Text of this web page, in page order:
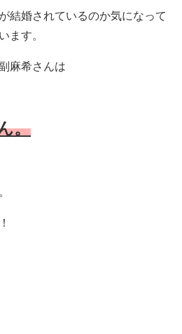
結婚されているのか気になって
ます。
麻希さんは
。